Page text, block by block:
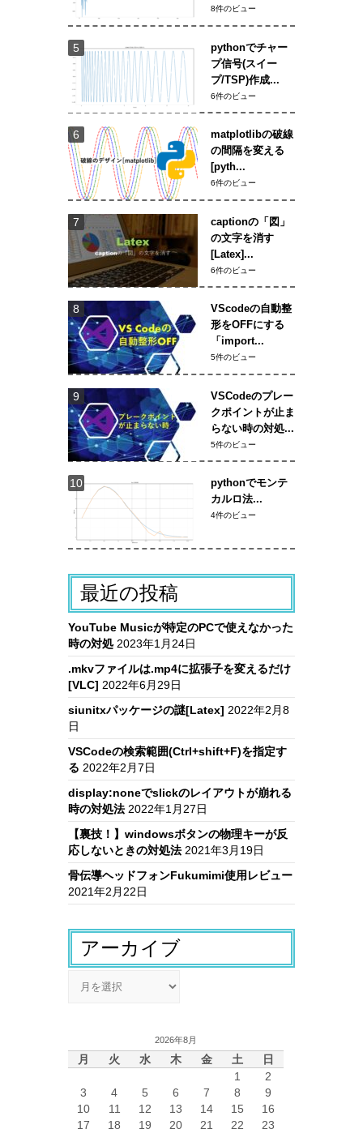
8件のビュー
pythonでチャー
プ信号(スイー
プ/TSP)作成...
6件のビュー
matplotlibの破線
の間隔を変える
[pyth...
6件のビュー
captionの「図」
の文字を消す
[Latex]...
6件のビュー
VScodeの自動整
形をOFFにする
「import...
5件のビュー
VSCodeのプレー
クポイントが止ま
らない時の対処...
5件のビュー
pythonでモンテ
カルロ法...
4件のビュー
最近の投稿
YouTube Musicが特定のPCで使えなかった
時の対処 2023年1月24日
.mkvファイルは.mp4に拡張子を変えるだけ
[VLC] 2022年6月29日
siunitxパッケージの謎[Latex] 2022年2月8
日
VSCodeの検索範囲(Ctrl+shift+F)を指定す
る 2022年2月7日
display:noneでslickのレイアウトが崩れる
時の対処法 2022年1月27日
【裏技！】windowsボタンの物理キーが反
応しないときの対処法 2021年3月19日
骨伝導ヘッドフォンFukumimi使用レビュー
2021年2月22日
アーカイブ
2026年8月
月 火 水 木 金 土
日
1
2
3
4 5 6 7 8
9
10
11 12 13 14 15
16
17
18 19 20 21 22 23